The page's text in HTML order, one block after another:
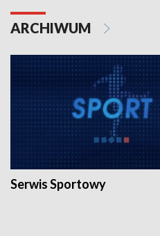
ARCHIWUM
Serwis Sportowy